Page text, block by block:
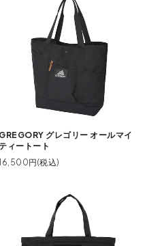
GREGORY グレゴリー オールマイ
ィートート
円(税込)